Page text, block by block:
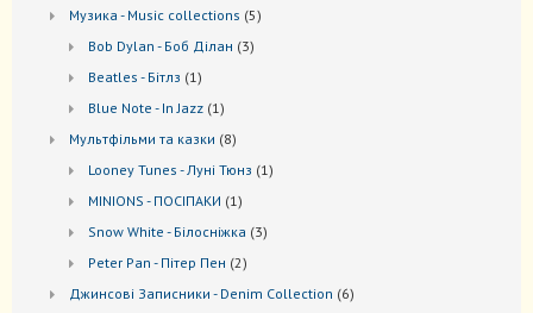
Музика - Music collections 55
Bob Dylan - Боб Ділан 33
Beatles - Бітлз 11
Blue Note - In Jazz 11
Мультфільми та казки 88
Looney Tunes - Луні Тюнз 11
MINIONS - ПОСІПАКИ 11
Snow White - Білосніжка 33
Peter Pan - Пітер Пен 22
Джинсові Записники - Denim Collection 66